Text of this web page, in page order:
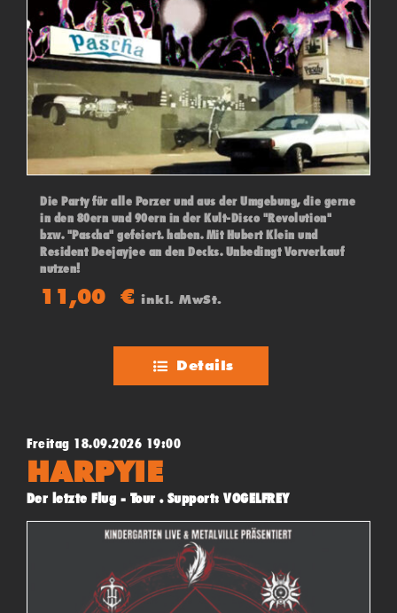
Die Party für alle Porzer und aus der Umgebung, die gerne
in den 80ern und 90ern in der Kult-Disco "Revolution"
bzw. "Pascha" gefeiert. haben. Mit Hubert Klein und
Resident Deejayjee an den Decks. Unbedingt Vorverkauf
nutzen!
11,00€ inkl. MwSt.
Details
Freitag 18.09.2026 19:00
HARPYIE
Der letzte Flug - Tour . Support: VOGELFREY